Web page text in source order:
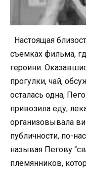
Настоящая
съемках фильма,
героини.
прогулки, чай,
осталась одна,
привозила еду,
организовывала
публичности, по-
называя Пегову
племянников,